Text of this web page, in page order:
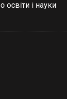
освіти і науки